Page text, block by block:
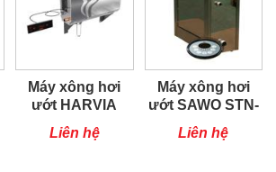
Máy xông hơi
ướt HARVIA
HGX15 (Trung
Quốc)
Liên hệ
Máy xông hơi
ướt SAWO STN-
90-C1/3
Liên hệ